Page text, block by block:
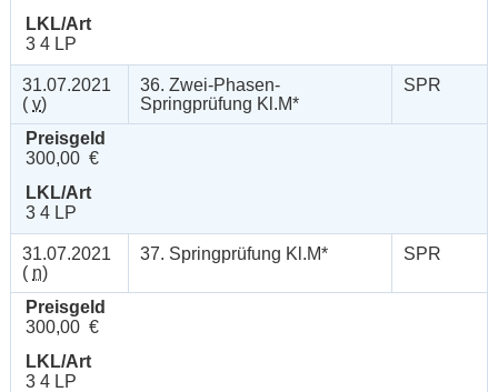
LKL/Art
3 4 LP
31.07.2021
( v)
36. Zwei-Phasen-
Springprüfung Kl.M*
SPR
Preisgeld
300,00 €
LKL/Art
3 4 LP
31.07.2021
( n)
37. Springprüfung Kl.M* SPR
Preisgeld
300,00 €
LKL/Art
3 4 LP